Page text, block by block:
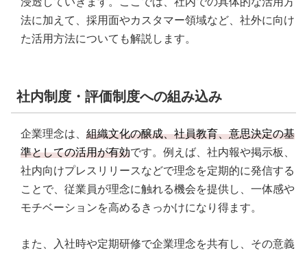
法に加えて、採用面やカスタマー領域など、社外に向け
た活用方法についても解説します。
社内制度・評価制度への組み込み
企業理念は、 組織文化の醸成、社員教育、意思決定の基
準としての活用が有効です。例えば、社内報や掲示板、
社内向けプレスリリースなどで理念を定期的に発信する
ことで、従業員が理念に触れる機会を提供し、一体感や
モチベーションを高めるきっかけになり得ます。
また、入社時や定期研修で企業理念を共有し、その意義